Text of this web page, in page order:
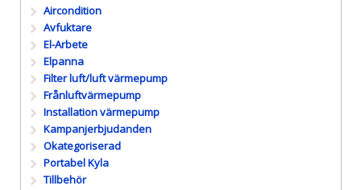
Aircondition
Avfuktare
El-Arbete
Elpanna
Filter luft/luft värmepump
Frånluftvärmepump
Installation värmepump
Kampanjerbjudanden
Okategoriserad
Portabel Kyla
Tillbehör